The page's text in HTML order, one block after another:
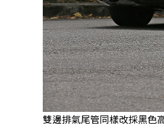
雙邊排氣尾管同樣改採黑色